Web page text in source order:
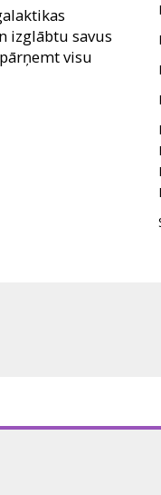
izglābtu savus
visu